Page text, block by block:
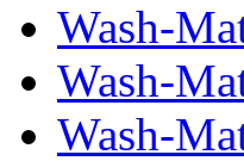
Wash-
Wash-
Wash-